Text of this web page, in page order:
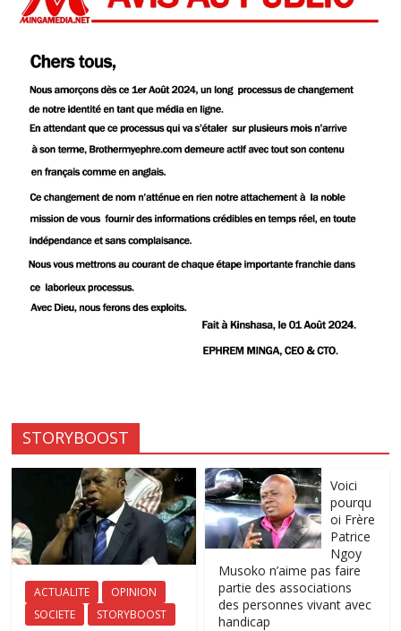
STORYBOOST
ACTUALITE
OPINION
SOCIETE
STORYBOOST
Voici
pourqu
oi Frère
Patrice
Ngoy
Musoko n’aime pas faire
partie des associations
des personnes vivant avec
handicap